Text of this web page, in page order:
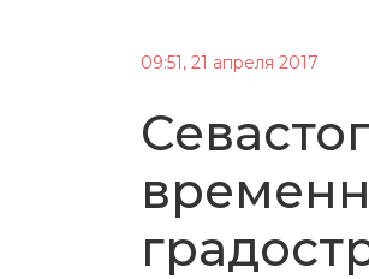
09:51, 21 апреля 2017